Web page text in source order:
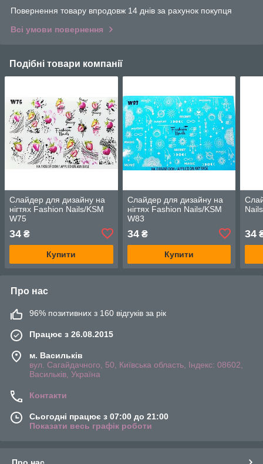
Повернення товару впродовж 14 днів за рахунок покупця
Всі умови повернення
Подібні товари компанії
Слайдер для дизайну на
нігтях Fashion Nails/KSM
W75
34 ₴
Купити
Слайдер для дизайну на
нігтях Fashion Nails/KSM
W83
34₴
Купити
34
Про нас
96% позитивних з 160 відгуків за рік
Працює з 26.08.2015
м. Васильків
вул. Сагайдачного, 50, Київська область, Індекс: 08602,
Васильків, Україна
Контакти
Сьогодні працює з 07:00 до 21:00
Показати весь графік роботи